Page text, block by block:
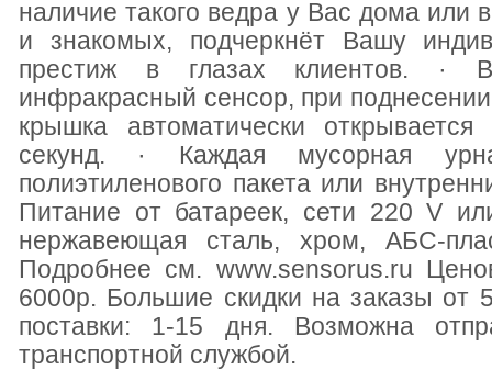
наличие такого ведра у Вас дома или
и знакомых, подчеркнёт Вашу
престиж в глазах клиентов. ·
инфракрасный сенсор, при
крышка автоматически
секунд. · Каждая мусорная
полиэтиленового пакета или
Питание от батареек, сети 220 V
нержавеющая сталь, хром, АБС-
Подробнее см. www.sensorus.ru
6000р. Большие скидки на заказы от
поставки: 1-15 дня. Возможна
транспортной службой.